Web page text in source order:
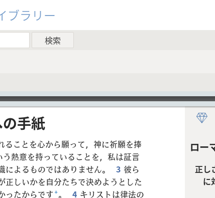
ブラリー
ロー
正し
に
手紙
ことを心から願って，神に祈願を捧
熱意を持っていることを，私は証言
によるものではありません。 3 彼ら
正しいかを自分たちで決めようとした
ったからです+。 4 キリストは律法の